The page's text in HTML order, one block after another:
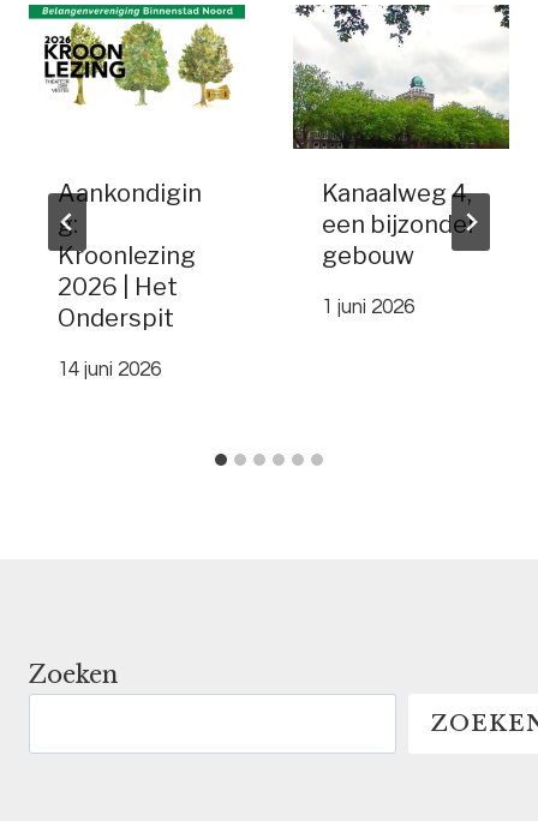
Aankondigin
g:
Kroonlezing
2026 | Het
Onderspit
14 juni 2026
Kanaalweg 4,
een bijzonder
gebouw
1 juni 2026
Zoeken